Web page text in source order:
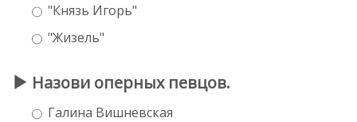
"Князь Игорь"
"Жизель"
Назови оперных певцов.
Галина Вишневская